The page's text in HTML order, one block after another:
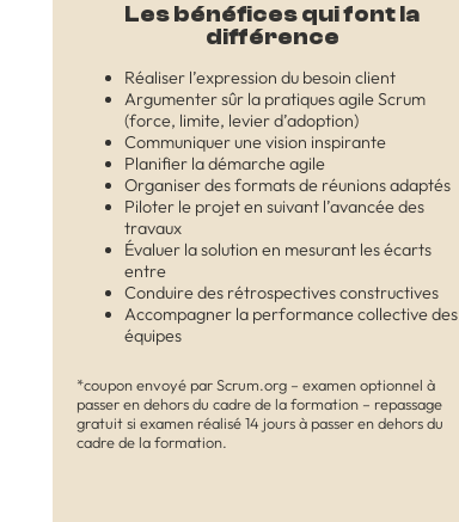
Les bénéfices qui font la
différence
Réaliser l’expression du besoin client
Argumenter sûr la pratiques agile Scrum
(force, limite, levier d’adoption)
Communiquer une vision inspirante
Planifier la démarche agile
Organiser des formats de réunions adaptés
Piloter le projet en suivant l’avancée des
travaux
Évaluer la solution en mesurant les écarts
entre
Conduire des rétrospectives constructives
Accompagner la performance collective des
équipes
*coupon envoyé par Scrum.org – examen optionnel à
passer en dehors du cadre de la formation – repassage
gratuit si examen réalisé 14 jours à passer en dehors du
cadre de la formation.